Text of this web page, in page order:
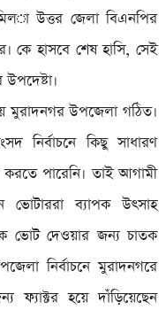
উত্তর জেলা বিএনপির
কে হাসবে শেষ হাসি, সেই
মুরাদনগর উপজেলা গঠিত।
নির্বাচনে কিছু সাধারণ
পারেনি। তাই আগামী
ভোটাররা ব্যাপক উৎসাহ
ভোট দেওয়ার জন্য চাতক
নির্বাচনে মুরাদনগরে
হয়ে দাঁড়িয়েছেন